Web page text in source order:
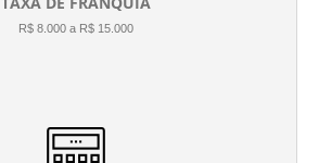
R$ 8.000 a R$ 15.000